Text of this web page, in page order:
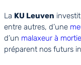
La KU Leuven
entre autres, d’une
d’un malaxeur à
préparent nos futurs